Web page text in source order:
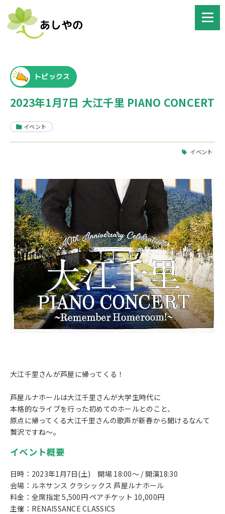
トピックス
2023年1月7日 大江千里 PIANO CONCERT
イベント
イベント
大江千里さんが芦屋に帰ってくる！
芦屋ルナホールは大江千里さんが大学生時代に
本格的なライブを行った初めてのホールとのこと、
原点に帰ってくる大江千里さんの歌声が新春から聞けるなんて
贅沢ですね～。
イベント概要
日時：2023年1月7日(土) 開場 18:00～ / 開演18:30
会場：ルネサンス クラシックス 芦屋ルナホール
料金：全席指定 5,500円 ペアチケット 10,000円
主催：RENAISSANCE CLASSICS